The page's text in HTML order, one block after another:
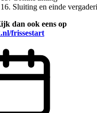
Sluiting en einde
dan ook eens op
frissestart